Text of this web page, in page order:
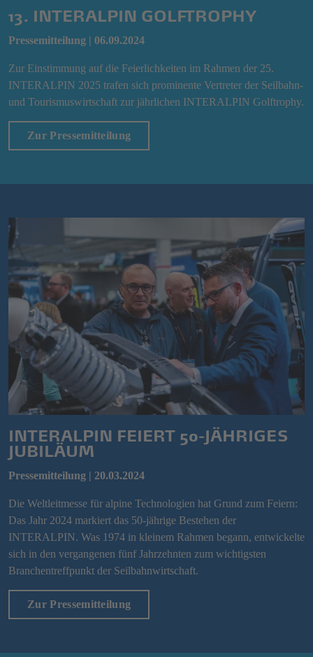
13. INTERALPIN GOLFTROPHY
Pressemitteilung | 06.09.2024
Zur Einstimmung auf die Feierlichkeiten im Rahmen der 25.
INTERALPIN 2025 trafen sich prominente Vertreter der Seilbahn-
und Tourismuswirtschaft zur jährlichen INTERALPIN Golftrophy.
Zur Pressemitteilung
INTERALPIN FEIERT 50-JÄHRIGES
JUBILÄUM
Pressemitteilung | 20.03.2024
Die Weltleitmesse für alpine Technologien hat Grund zum Feiern:
Das Jahr 2024 markiert das 50-jährige Bestehen der
INTERALPIN. Was 1974 in kleinem Rahmen begann, entwickelte
sich in den vergangenen fünf Jahrzehnten zum wichtigsten
Branchentreffpunkt der Seilbahnwirtschaft.
Zur Pressemitteilung